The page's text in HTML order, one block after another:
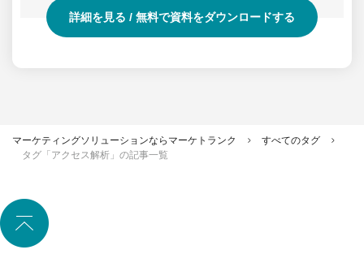
マーケティングソリューションならマーケトランク > すべてのタグ
>
タグ「アクセス解析」の記事一覧
「HR
SEO
HR
SEO
詳細を見る / 無料で資料をダウンロードする